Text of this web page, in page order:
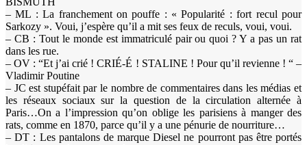
– ML : La franchement on pouffe : « Popularité : fort recul pour
Sarkozy ». Voui, j’espère qu’il a mit ses feux de reculs, voui, voui.
– CB : Tout le monde est immatriculé pair ou quoi ? Y a pas un rat
dans les rue.
– OV : “Et j’ai crié ! CRIÉ-É ! STALINE ! Pour qu’il revienne ! “ –
Vladimir Poutine
– JC est stupéfait par le nombre de commentaires dans les médias et
les réseaux sociaux sur la question de la circulation alternée à
Paris…On a l’impression qu’on oblige les parisiens à manger des
rats, comme en 1870, parce qu’il y a une pénurie de nourriture…
– DT : Les pantalons de marque Diesel ne pourront pas être portés